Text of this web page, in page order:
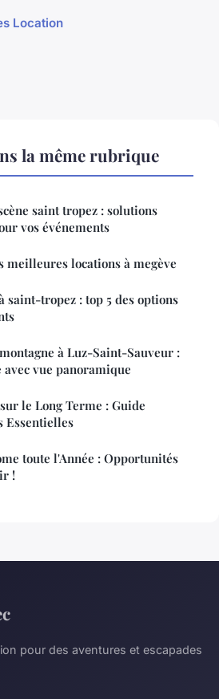
Location
la même rubrique
saint tropez : solutions
vos événements
meilleures locations à megève
saint-tropez : top 5 des options
à Luz-Saint-Sauveur :
vue panoramique
le Long Terme : Guide
Essentielles
toute l'Année : Opportunités
!
pour des aventures et escapades